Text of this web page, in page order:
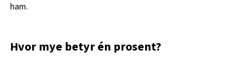
ham.
Hvor mye betyr én prosent?